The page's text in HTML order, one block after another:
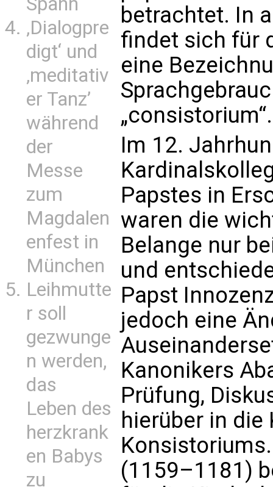
‚Dialogpre
digt‘ und
‚meditativ
er Tanz’
während
der
Messe
zum
Magdalen
enfest in
München
Leihmutte
r soll
gezwunge
n werden,
das
Leben des
herzkrank
en Babys
zu
betrachtet. In
findet sich für
eine
Im 12.
Papstes in
waren die
Belange nur
und
Papst
jedoch eine
Kanonikers
Prüfung,
hierüber in
(1159–1181)